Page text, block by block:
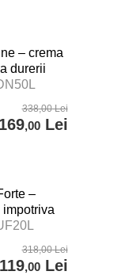
– crema
durerii
– 50 ml
338,00Lei
169,00Lei
–
– 20 cps
318,00Lei
119,00Lei